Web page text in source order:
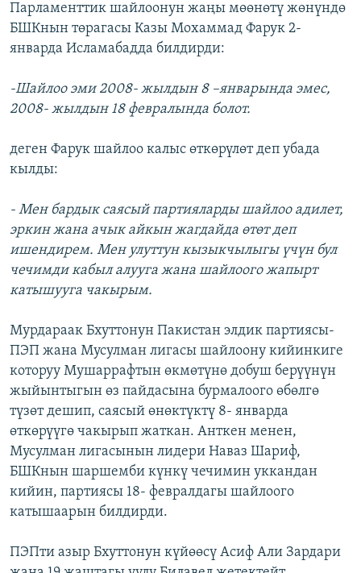
Парламенттик шайлоонун жаңы мөөнөтү жөнүндө
БШКнын төрагасы Казы Мохаммад Фарук 2-
январда Исламабадда билдирди:
-Шайлоо эми 2008- жылдын 8 –январында эмес,
2008- жылдын 18 февралында болот.
деген Фарук шайлоо калыс өткөрүлөт деп убада
кылды:
- Мен бардык саясый партияларды шайлоо адилет,
эркин жана ачык айкын жагдайда өтөт деп
ишендирем. Мен улуттун кызыкчылыгы үчүн бул
чечимди кабыл алууга жана шайлоого жапырт
катышууга чакырым.
Мурдараак Бхуттонун Пакистан элдик партиясы-
ПЭП жана Мусулман лигасы шайлоону кийинкиге
которуу Мушаррафтын өкмөтүнө добуш берүүнүн
жыйынтыгын өз пайдасына бурмалоого өбөлгө
түзөт дешип, саясый өнөктүктү 8- январда
өткөрүүгө чакырып жаткан. Анткен менен,
Мусулман лигасынын лидери Наваз Шариф,
БШКнын шаршемби күнкү чечимин уккандан
кийин, партиясы 18- февралдагы шайлоого
катышаарын билдирди.
ПЭПти азыр Бхуттонун күйөөсү Асиф Али Зардари